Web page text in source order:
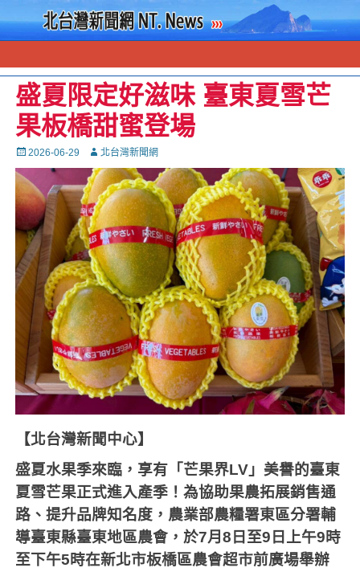
盛夏限定好滋味 臺東夏雪芒
果板橋甜蜜登場
Posted
on
2026-06-29 Autor北台灣新聞網
【北台灣新聞中心】
盛夏水果季來臨，享有「芒果界LV」美譽的臺東
夏雪芒果正式進入產季！為協助果農拓展銷售通
路、提升品牌知名度，農業部農糧署東區分署輔
導臺東縣臺東地區農會，於7月8日至9日上午9時
至下午5時在新北市板橋區農會超市前廣場舉辦